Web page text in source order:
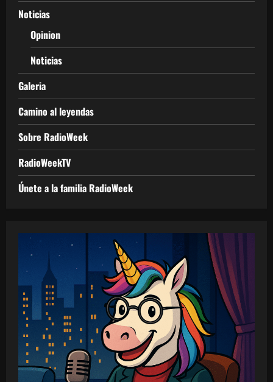
Noticias
Opinion
Noticias
Galeria
Camino al leyendas
Sobre RadioWeek
RadioWeekTV
Únete a la familia RadioWeek